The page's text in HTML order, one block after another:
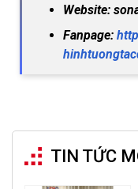
Website:
Fanpage:
TIN TỨC